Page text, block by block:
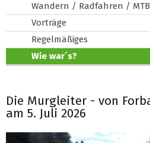
Wandern / Radfahren / MTB
Vorträge
Regelmäßiges
Wie war´s?
Die Murgleiter - von
am 5. Juli 2026